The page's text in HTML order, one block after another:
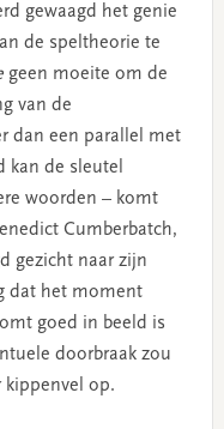
gewaagd het genie
de speltheorie te
geen moeite om de
van de
dan een parallel met
kan de sleutel
woorden – komt
Cumberbatch,
gezicht naar zijn
dat het moment
goed in beeld is
doorbraak zou
kippenvel op.